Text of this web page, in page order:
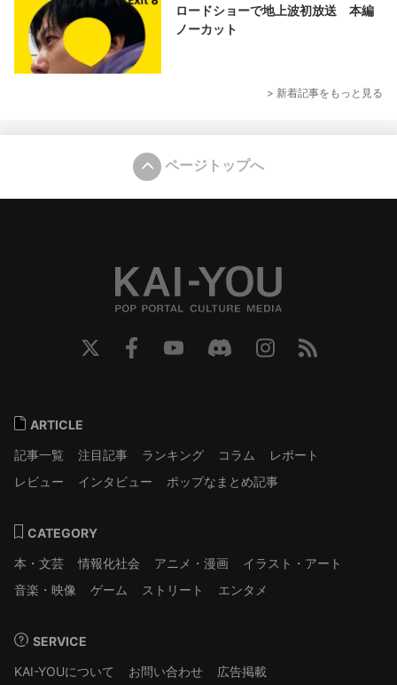
ロードショーで地上波初放送 本編
ノーカット
> 新着記事をもっと見る
ページトップへ
ARTICLE
記事一覧
注目記事 ランキング コラム
レポート
レビュー
インタビュー ポップなまとめ記事
CATEGORY
本・文芸
情報化社会 アニメ・漫画
イラスト・アート
音楽・映像
ゲーム ストリート エンタメ
SERVICE
KAI-YOUについて
お問い合わせ 広告掲載